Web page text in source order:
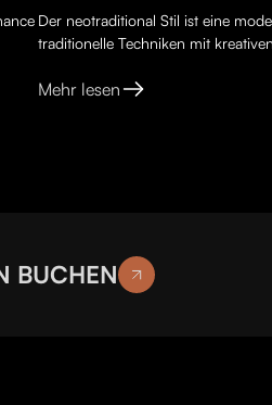
Der neotraditional Stil ist eine
traditionelle Techniken mit
Mehr lesen
BUCHEN